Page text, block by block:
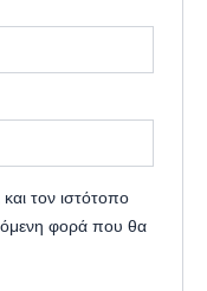
τον ιστότοπο
φορά που θα